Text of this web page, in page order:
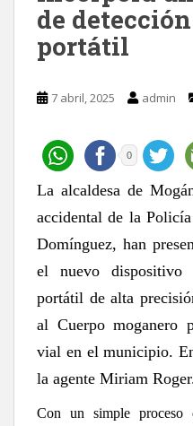
de
portátil
7 abril, 2025 admin
0
La alcaldesa de
accidental de la
Domínguez, han
el nuevo dispositivo
portátil de alta
al Cuerpo moganero
vial en el municipio.
la agente Miriam
Con un simple proceso